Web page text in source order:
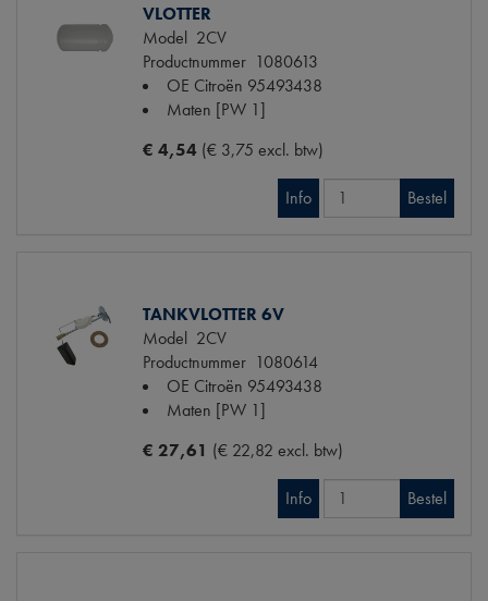
VLOTTER
Model 2CV
Productnummer 1080613
OE Citroën 95493438
Maten [PW 1]
€ 4,54 (€ 3,75 excl. btw)
Info Bestel
TANKVLOTTER 6V
Model 2CV
Productnummer 1080614
OE Citroën 95493438
Maten [PW 1]
€ 27,61 (€ 22,82 excl. btw)
Info Bestel